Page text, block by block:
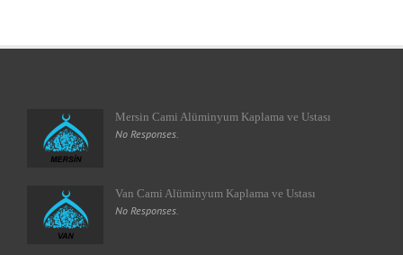
Mersin Cami Alüminyum Kaplama ve Ustası
No Responses.
Van Cami Alüminyum Kaplama ve Ustası
No Responses.